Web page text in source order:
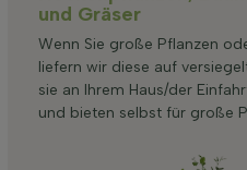
und Gräser
Wenn Sie große Pflanzen
liefern wir diese auf
sie an Ihrem Haus/der
und bieten selbst für große